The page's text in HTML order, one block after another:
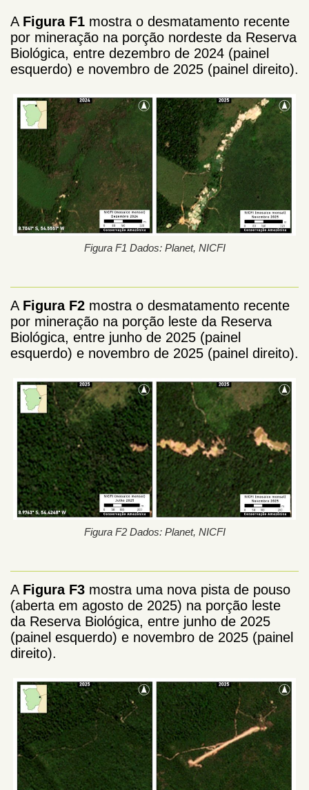
A Figura F1 mostra o desmatamento recente
por mineração na porção nordeste da Reserva
Biológica, entre dezembro de 2024 (painel
esquerdo) e novembro de 2025 (painel direito).
Figura F1 Dados: Planet, NICFI
A Figura F2 mostra o desmatamento recente
por mineração na porção leste da Reserva
Biológica, entre junho de 2025 (painel
esquerdo) e novembro de 2025 (painel direito).
Figura F2 Dados: Planet, NICFI
A Figura F3 mostra uma nova pista de pouso
(aberta em agosto de 2025) na porção leste
da Reserva Biológica, entre junho de 2025
(painel esquerdo) e novembro de 2025 (painel
direito).